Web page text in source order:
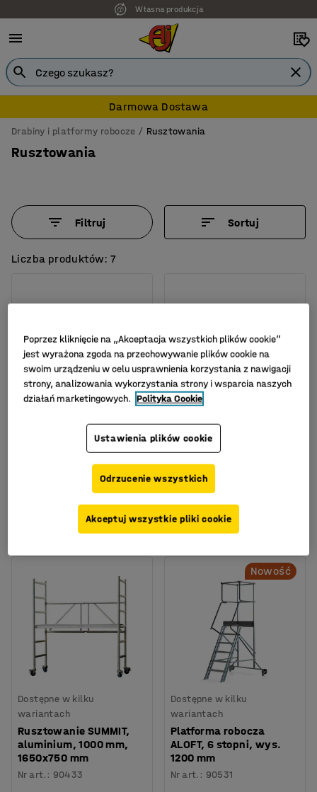
Własna produkcja
7 lat gwarancji
Darmowa Dostawa
Drabiny i platformy robocze Rusztowania
Rusztowania
Filtruj Sortuj
Liczba produktów: 7
Teleskopowa platforma
Netto (bez VAT)
KUP
wariantach
Schodki magazynowe
ATOP, 4-6 stopni, 940-
1370 mm
Nr art.:290513
3 225,-
Netto (bez VAT)
Dostępne w kilku
wariantach
Rusztowanie SUMMIT,
aluminium, 1000 mm,
1650x750 mm
Nr art. : 90433
Nowość
Dostępne w kilku
wariantach
Platforma robocza
ALOFT, 6 stopni, wys.
1200 mm
Nr art. : 90531
Poprzez kliknięcie na „Akceptacja wszystkich plików cookie”
jest wyrażona zgoda na przechowywanie plików cookie na
swoim urządzeniu w celu usprawnienia korzystania z nawigacji
strony, analizowania wykorzystania strony i wsparcia naszych
działań marketingowych. Polityka Cookie
Ustawienia plików cookie
Odrzucenie wszystkich
Akceptuj wszystkie pliki cookie